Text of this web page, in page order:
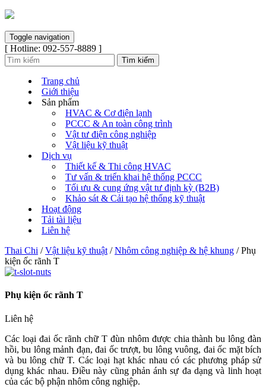
Toggle navigation
[ Hotline: 092-557-8889 ]
Trang chủ
Giới thiệu
Sản phẩm
HVAC & Cơ điện lạnh
PCCC & An toàn công trình
Vật tư điện công nghiệp
Vật liệu kỹ thuật
Dịch vụ
Thiết kế & Thi công HVAC
Tư vấn & triển khai hệ thống PCCC
Tối ưu & cung ứng vật tư định kỳ (B2B)
Khảo sát & Cải tạo hệ thống kỹ thuật
Hoạt động
Tải tài liệu
Liên hệ
Thai Chi /Vật liệu kỹ thuật /Nhôm công nghiệp & hệ khung / Phụ
kiện ốc rãnh T
Phụ kiện ốc rãnh T
Liên hệ
Các loại đai ốc rãnh chữ T đùn nhôm được chia thành bu lông đàn
hồi, bu lông mảnh đạn, đai ốc trượt, bu lông vuông, đai ốc mặt bích
và bu lông chữ T. Các loại hạt khác nhau có các phương pháp sử
dụng khác nhau. Điều này cũng phản ánh sự đa dạng và linh hoạt
của các bộ phận nhôm công nghiệp.